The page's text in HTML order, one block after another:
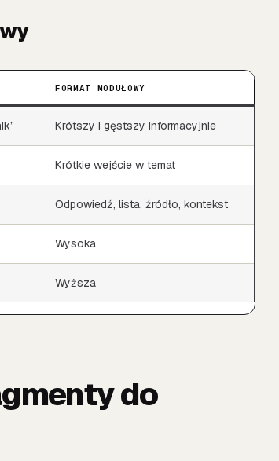
FORMAT MODUŁOWY
Krótszy i gęstszy informacyjnie
Krótkie wejście w temat
Odpowiedź, lista, źródło, kontekst
Wysoka
Wyższa
do